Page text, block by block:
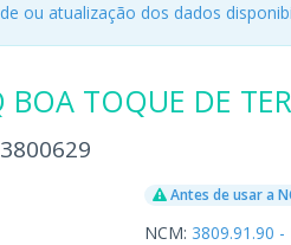
ou atualização dos dados
BOA TOQUE DE
Antes de usar a
NCM: 3809.91.90